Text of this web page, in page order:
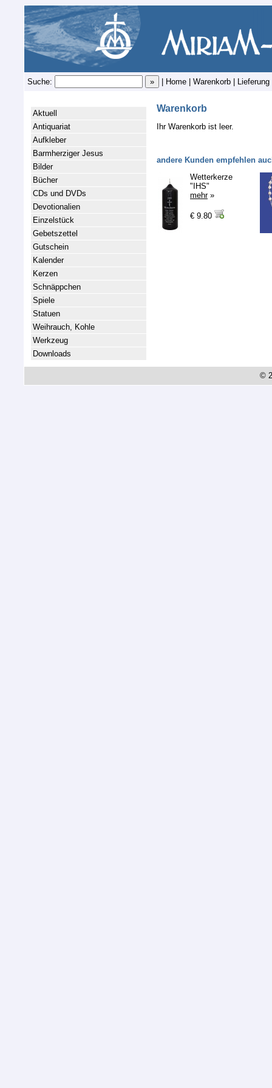
Suche: Home Warenkorb Lieferung
Aktuell
Antiquariat
Aufkleber
Barmherziger Jesus
Bilder
Bücher
CDs und DVDs
Devotionalien
Einzelstück
Gebetszettel
Gutschein
Kalender
Kerzen
Schnäppchen
Spiele
Statuen
Weihrauch, Kohle
Werkzeug
Downloads
Warenkorb
Ihr Warenkorb ist leer.
andere Kunden empfehlen
Wetterkerze
"IHS"
mehr»
€ 9.80
©